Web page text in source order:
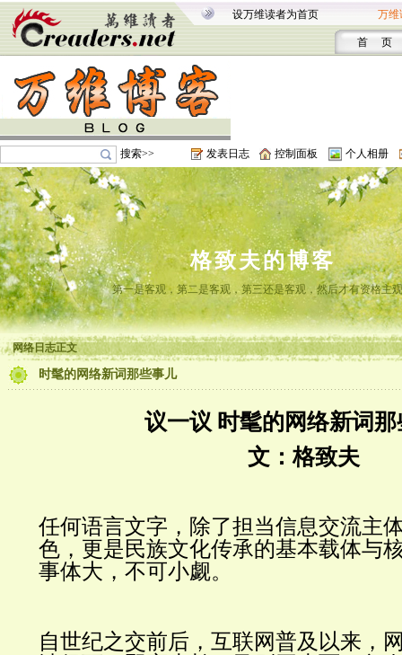
设万维读者为首页 万维
首 页
搜索>> 发表日志 控制面板 个人相册
格致夫的博客
第一是客观，第二是客观，第三还是客观，然后才有资格主
网络日志正文
时髦的网络新词那些事儿
议一议 时髦的网络新词
文：格致夫
任何语言文字，除了担当信息交流主
色，更是民族文化传承的基本载体与
事体大，不可小觑。
自世纪之交前后，互联网普及以来，